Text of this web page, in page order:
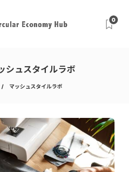
0
シュスタイルラボ
マッシュスタイルラボ